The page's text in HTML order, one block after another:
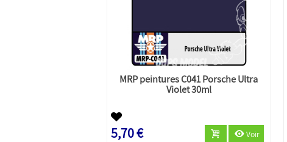
MRP peintures C041 Porsche Ultra
Violet 30ml
5,70 € Voir